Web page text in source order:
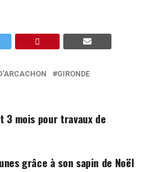
GIRONDE
3 mois pour travaux de
grâce à son sapin de Noël